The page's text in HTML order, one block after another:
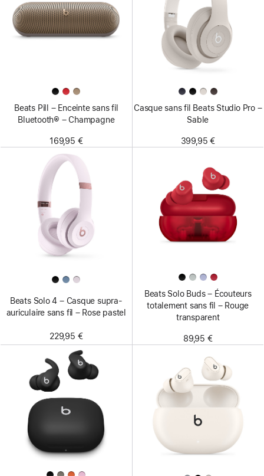
Beats Pill – Enceinte sans fil
Bluetooth® – Champagne
169,95 €
Casque sans fil Beats Studio Pro –
Sable
399,95 €
Beats Solo 4 – Casque supra-
auriculaire sans fil – Rose pastel
229,95 €
Beats Solo Buds – Écouteurs
totalement sans fil – Rouge
transparent
89,95 €